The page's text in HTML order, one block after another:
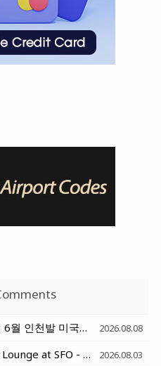
Virgin Atlantic 어워드- 내년 6월 인천발 미국행 대한항공 편도 31,000 부터 시작 2026.08.08
British Airlways First Class Lounge at SFO - 샌프란시스코 영국항공 일등석 라운지 2026.08.03